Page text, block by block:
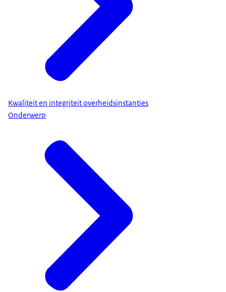
Kwaliteit en integriteit overheidsinstanties
Onderwerp